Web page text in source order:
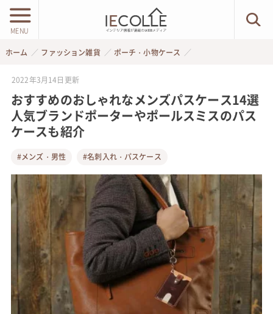
MENU
ホーム ファッション雑貨 ポーチ・小物ケース
2022年3月14日 更新
おすすめのおしゃれなメンズパスケース14選
人気ブランドポーターやポールスミスのパス
ケースも紹介
#メンズ・男性 #名刺入れ・パスケース